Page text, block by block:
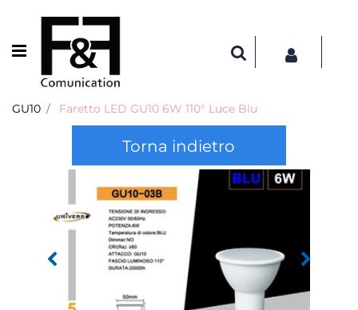
Open menu
GU10 Faretto LED GU10 6W 110° Luce Blu
Torna indietro